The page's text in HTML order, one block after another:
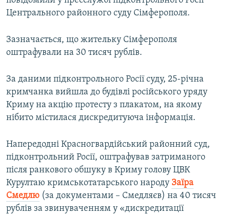
Усі сайти RFE/RL
Центрального районного суду Сімферополя.
Зазначається, що жительку Сімферополя
оштрафували на 30 тисяч рублів.
За даними підконтрольного Росії суду, 25-річна
кримчанка вийшла до будівлі російського уряду
Криму на акцію протесту з плакатом, на якому
нібито містилася дискредитуюча інформація.
Напередодні Красногвардійський районний суд,
підконтрольний Росії, оштрафував затриманого
після ранкового обшуку в Криму голову ЦВК
Курултаю кримськотатарського народу Заїра
Смедлю (за документами – Смедляєв) на 40 тисяч
рублів за звинуваченням у «дискредитації